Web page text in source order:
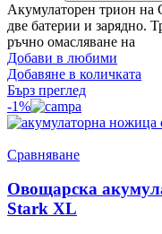
Акумулаторен трион
две батерии и зарядно.
ръчно омасляване на
Добави в любими
Добавяне в количката
Бърз преглед
-1%
Сравняване
Овощарска
Stark XL